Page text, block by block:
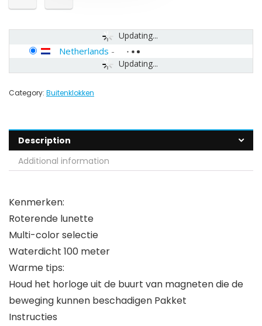
Updating...
Updating...
Netherlands -
Category: Buitenklokken
Description
Additional information
Kenmerken:
Roterende lunette
Multi-color selectie
Waterdicht 100 meter
Warme tips:
Houd het horloge uit de buurt van magneten die de
beweging kunnen beschadigen Pakket
Instructies